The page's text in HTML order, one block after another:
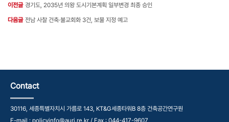
이전글 경기도, 2035년 의왕 도시기본계획 일부변경 최종 승인
다음글 전남 사찰 건축·불교회화 3건, 보물 지정 예고
Contact
30116, 세종특별자치시 가름로 143, KT&G세종타워B 8층 건축공간연구원
E-mail : policyinfo@auri.re.kr / Fax : 044-417-9607